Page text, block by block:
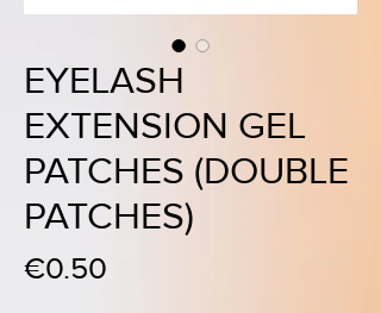
EYELASH
EXTENSION GEL
PATCHES (DOUBLE
PATCHES)
€0.50